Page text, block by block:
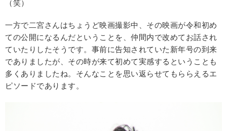
（笑）
一方で二宮さんはちょうど映画撮影中、その映画が令和初め
ての公開になるんだということを、仲間内で改めてお話され
ていたりしたそうです。事前に告知されていた新年号の到来
でありましたが、その時が来て初めて実感するということも
多くありましたね。そんなことを思い返らせてもららえるエ
ピソードであります。